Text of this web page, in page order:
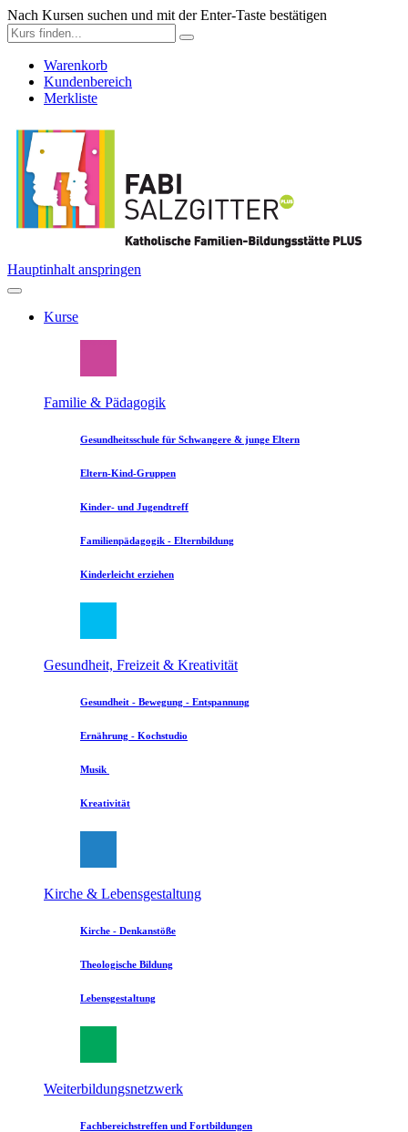
Nach Kursen suchen und mit der Enter-Taste bestätigen
Warenkorb
Kundenbereich
Merkliste
Hauptinhalt anspringen
Kurse
Familie & Pädagogik
Gesundheitsschule für Schwangere & junge Eltern
Eltern-Kind-Gruppen
Kinder- und Jugendtreff
Familienpädagogik - Elternbildung
Kinderleicht erziehen
Gesundheit, Freizeit & Kreativität
Gesundheit - Bewegung - Entspannung
Ernährung - Kochstudio
Musik
Kreativität
Kirche & Lebensgestaltung
Kirche - Denkanstöße
Theologische Bildung
Lebensgestaltung
Weiterbildungsnetzwerk
Fachbereichstreffen und Fortbildungen